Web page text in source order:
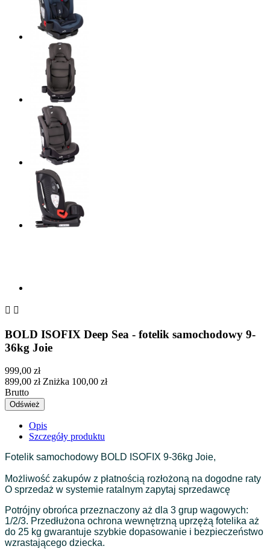
 
BOLD ISOFIX Deep Sea - fotelik samochodowy 9-
36kg Joie
999,00 zł
899,00 zł Zniżka 100,00 zł
Brutto
Opis
Szczegóły produktu
Fotelik samochodowy BOLD ISOFIX 9-36kg Joie,
Możliwość zakupów z płatnością rozłożoną na dogodne raty
O sprzedaż w systemie ratalnym zapytaj sprzedawcę
Potrójny obrońca przeznaczony aż dla 3 grup wagowych:
1/2/3. Przedłużona ochrona wewnętrzną uprzężą fotelika aż
do 25 kg gwarantuje szybkie dopasowanie i bezpieczeństwo
wzrastającego dziecka.